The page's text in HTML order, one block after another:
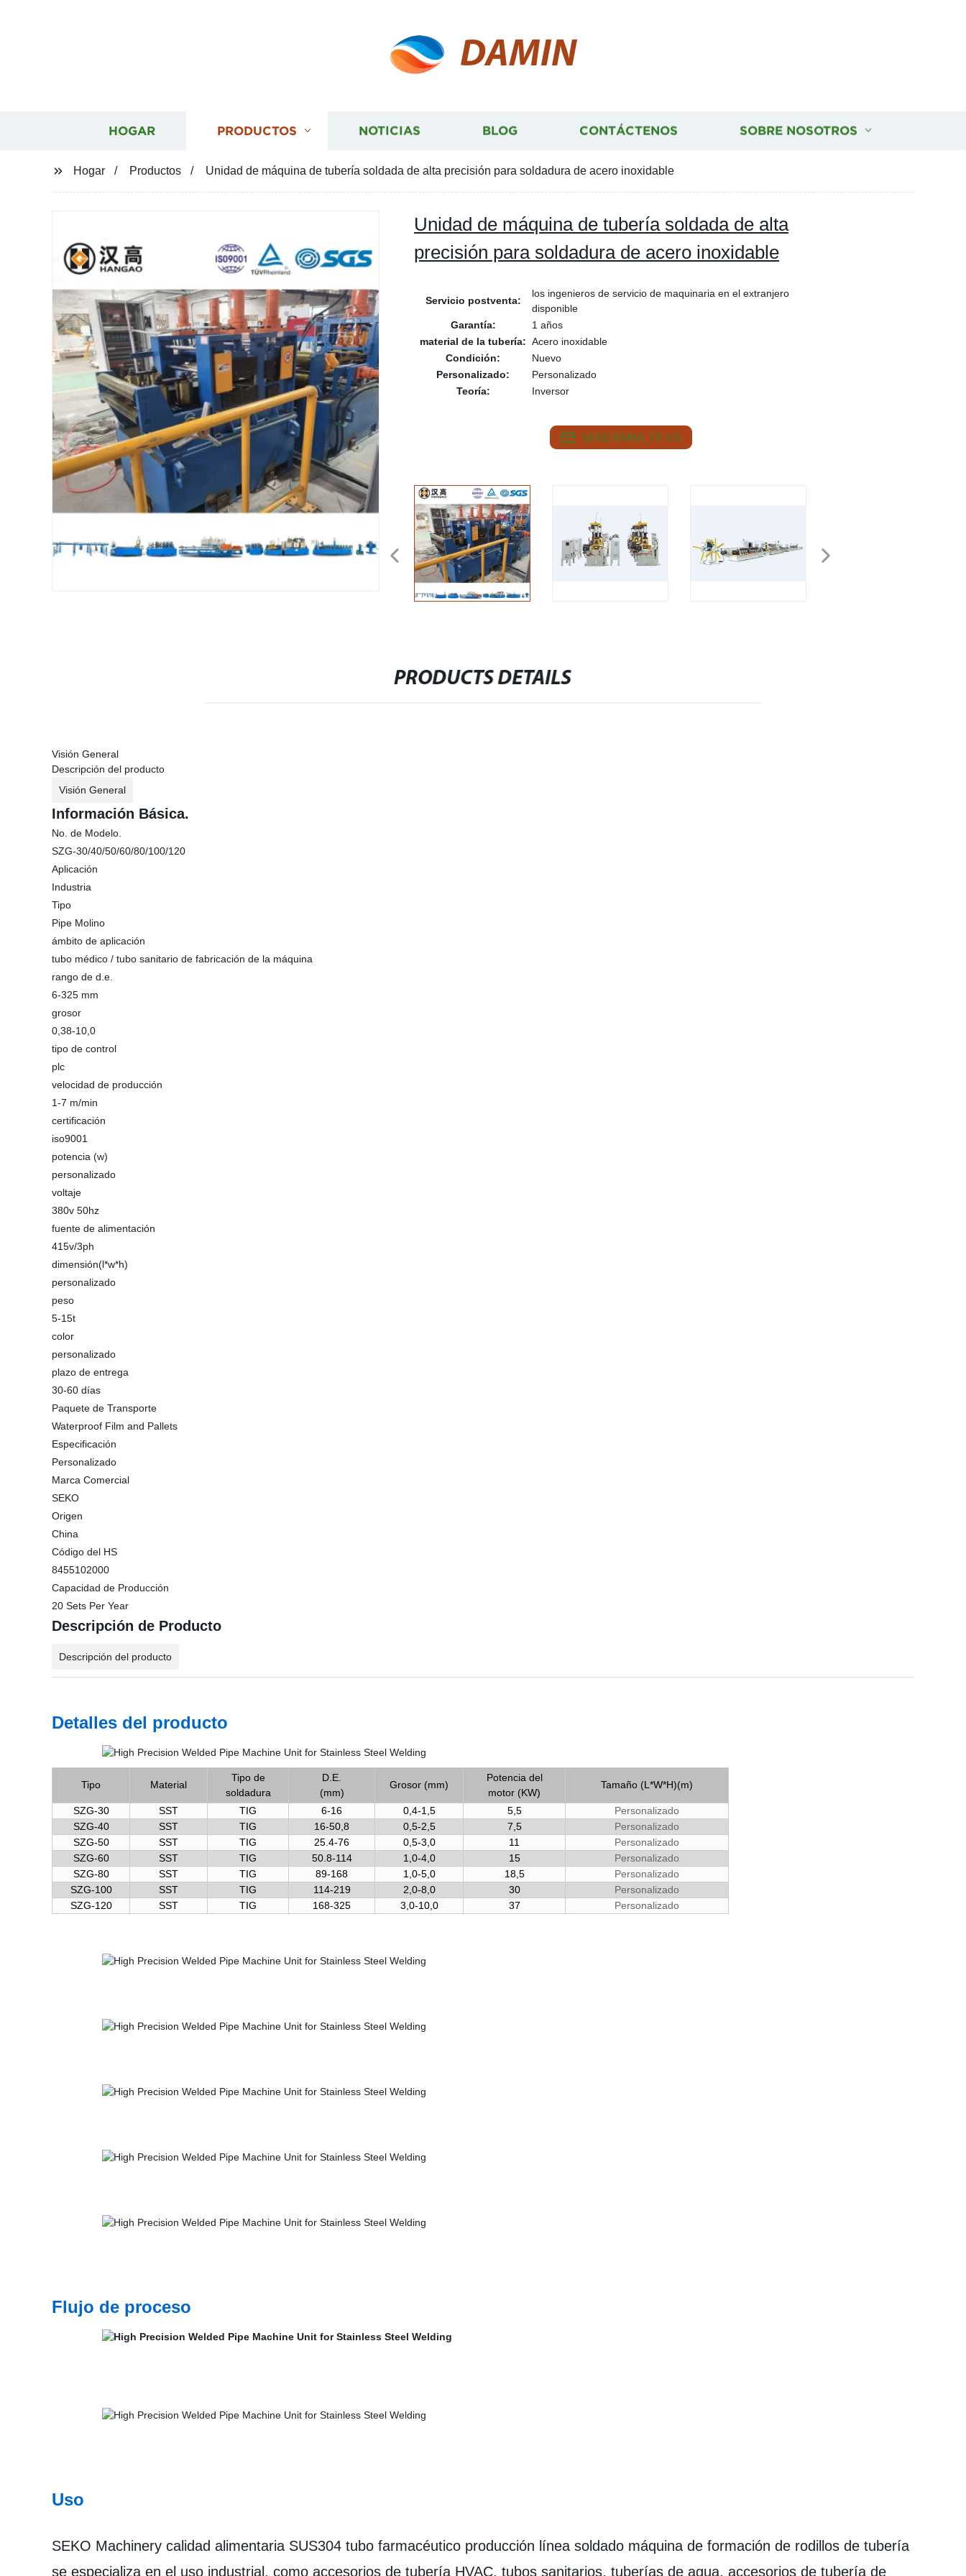
DAMIN
HOGAR PRODUCTOS NOTICIAS BLOG CONTÁCTENOS SOBRE NOSOTROS
Hogar Productos Unidad de máquina de tubería soldada de alta precisión para soldadura de acero inoxidable
Unidad de máquina de tubería soldada de alta
precisión para soldadura de acero inoxidable
Servicio postventa:
los ingenieros de servicio de maquinaria en el extranjero
disponible
Garantía:
1 años
material de la tubería: Acero inoxidable
Condición:
Nuevo
Personalizado:
Personalizado
Teoría:
Inversor
SEND EMAIL TO US
PRODUCTS DETAILS
Visión General
Descripción del producto
Visión General
Información Básica.
No. de Modelo.
SZG-30/40/50/60/80/100/120
Aplicación
Industria
Tipo
Pipe Molino
ámbito de aplicación
tubo médico / tubo sanitario de fabricación de la máquina
rango de d.e.
6-325 mm
grosor
0,38-10,0
tipo de control
plc
velocidad de producción
1-7 m/min
certificación
iso9001
potencia (w)
personalizado
voltaje
380v 50hz
fuente de alimentación
415v/3ph
dimensión(l*w*h)
personalizado
peso
5-15t
color
personalizado
plazo de entrega
30-60 días
Paquete de Transporte
Waterproof Film and Pallets
Especificación
Personalizado
Marca Comercial
SEKO
Origen
China
Código del HS
8455102000
Capacidad de Producción
20 Sets Per Year
Descripción de Producto
Descripción del producto
Detalles del producto
Tipo Material
Tipo de
soldadura
D.E.
(mm)
Grosor (mm)
Potencia del
motor (KW)
Tamaño (L*W*H)(m)
SZG-30 SST TIG 6-16 0,4-1,5 5,5
Personalizado
SZG-40
SST TIG 16-50,8 0,5-2,5 7,5
Personalizado
SZG-50
SST TIG 25.4-76 0,5-3,0 11
Personalizado
SZG-60
SST TIG 50.8-114 1,0-4,0 15
Personalizado
SZG-80
SST TIG 89-168 1,0-5,0 18,5
Personalizado
SZG-100
SST TIG 114-219 2,0-8,0 30
Personalizado
SZG-120
SST TIG 168-325 3,0-10,0 37 Personalizado
Flujo de proceso
Uso
SEKO Machinery calidad alimentaria SUS304 tubo farmacéutico producción línea soldado máquina de formación de rodillos de tubería
se especializa en el uso industrial, como accesorios de tubería HVAC, tubos sanitarios, tuberías de agua, accesorios de tubería de